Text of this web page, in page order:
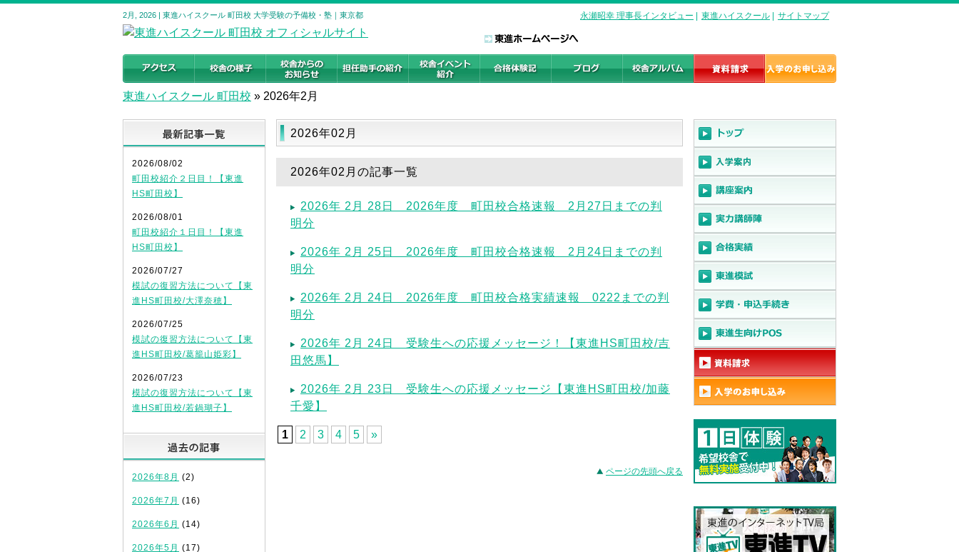
2月, 2026 | 東進ハイスクール 町田校 大学受験の予備校・塾｜東京都 永瀬昭幸 理事長インタビュー 東進ハイスクール サイトマップ
東進ハイスクール 町田校 » 2026年2月
2026年02月
2026年02月の記事一覧
2026年 2月 28日 2026年度 町田校合格速報 2月27日までの判
明分
2026年 2月 25日 2026年度 町田校合格速報 2月24日までの判
明分
2026年 2月 24日 2026年度 町田校合格実績速報 0222までの判
明分
2026年 2月 24日 受験生への応援メッセージ！【東進HS町田校/吉
田悠馬】
2026年 2月 23日 受験生への応援メッセージ【東進HS町田校/加藤
千愛】
1 2 3 4 5 »
ページの先頭へ戻る
最新記事一覧
2026/08/02
町田校紹介２日目！【東進
HS町田校】
2026/08/01
町田校紹介１日目！【東進
HS町田校】
2026/07/27
模試の復習方法について【東
進HS町田校/大澤奈穂】
2026/07/25
模試の復習方法について【東
進HS町田校/葛籠山姫彩】
2026/07/23
模試の復習方法について【東
進HS町田校/若鍋瑚子】
過去の記事
2026年8月 (2)
2026年7月 (16)
2026年6月 (14)
2026年5月 (17)